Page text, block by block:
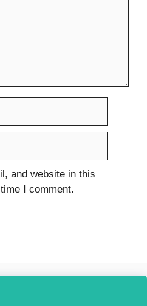
and website in this
I comment.